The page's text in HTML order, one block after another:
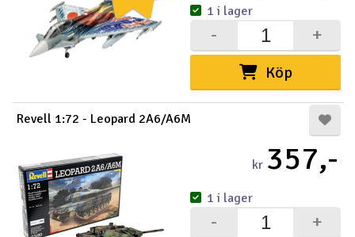
Köp
+
-
1 i lager
Revell 1:72 - Leopard 2A6/A6M
kr 357,-
+
-
1 i lager